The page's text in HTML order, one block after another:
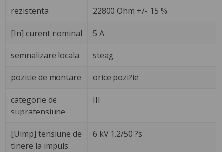
rezistenta 22800 Ohm +/- 15 %
[In] curent nominal 5 A
semnalizare locala steag
pozitie de montare orice pozi?ie
categorie de
supratensiune
III
[Uimp] tensiune de
tinere la impuls
6 kV 1.2/50 ?s